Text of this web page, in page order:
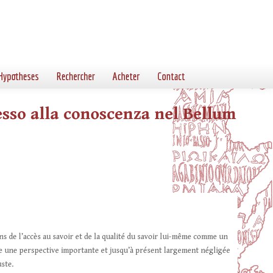
Rechercher Acheter Contact
alla conoscenza nel Bellum
l’accès au savoir et de la qualité du savoir lui-même comme un
une perspective importante et jusqu’à présent largement négligée